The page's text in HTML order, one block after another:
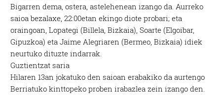
Bigarren dema, ostera, astelehenean izango da. Aurreko
saioa bezalaxe, 22:00etan ekingo diote probari; eta
oraingoan, Lopategi (Billela, Bizkaia), Soarte (Elgoibar,
Gipuzkoa) eta Jaime Alegriaren (Bermeo, Bizkaia) idiek
neurtuko dituzte indarrak.
Guztientzat saria
Hilaren 13an jokatuko den saioan erabakiko da aurtengo
Berriatuko kinttopeko proben irabazlea zein izango den.